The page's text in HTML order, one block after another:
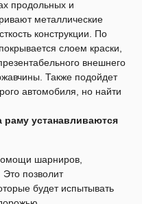
продольных и
металлические
конструкции. По
слоем краски,
внешнего
Также подойдет
автомобиля, но найти
устанавливаются
шарниров,
позволит
будет испытывать